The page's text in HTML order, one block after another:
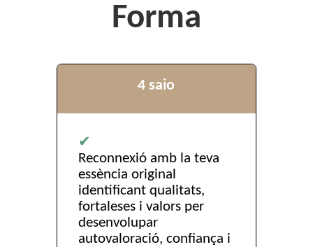
Forma
4 saio
✔
Reconnexió amb la teva
essència original
identificant qualitats,
fortaleses i valors per
desenvolupar
autovaloració, confiança i